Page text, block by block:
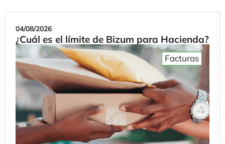
04/08/2026
¿Cuál es el límite de Bizum para Hacienda?
Facturas